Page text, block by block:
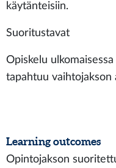
käytänteisiin.
Suoritustavat
Opiskelu
tapahtuu vaihtojakson
Learning outcomes
Opintojakson